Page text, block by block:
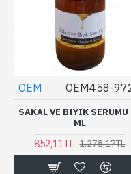
OEM OEM458-
SAKAL VE BIYIK SERUMU
ML
852,11TL 1.278,17TL